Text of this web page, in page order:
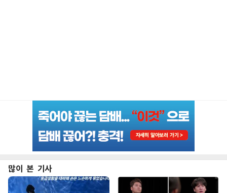
많이 본 기사